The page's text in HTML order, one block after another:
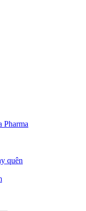
Pharma
quên